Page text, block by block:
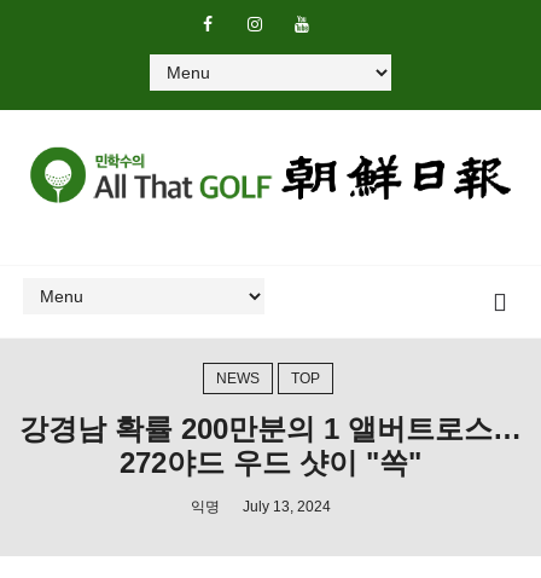
NEWS TOP
강경남 확률 200만분의 1 앨버트로스…
272야드 우드 샷이 "쏙"
익명 July 13, 2024